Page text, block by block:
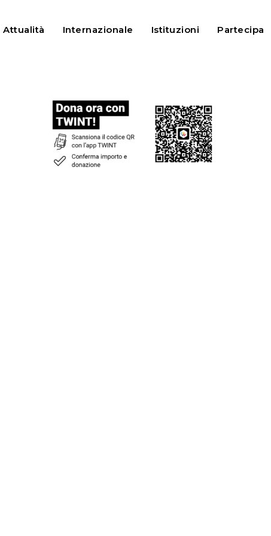
Attualità Internazionale Istituzioni Partecipa